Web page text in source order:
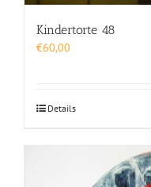
Kindertorte 48
€60,00
Details